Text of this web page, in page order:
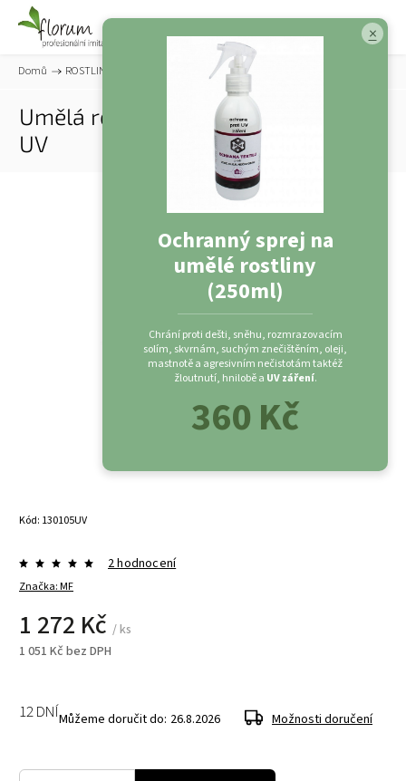
Domů / ROSTLINY Umělá rostlina Schefflera (50cm) - UV
Umělá rostlina Schefflera (50cm) -
UV
Kód: 130105UV
Značka:MF
2 hodnocení
1 272 Kč / ks
1 051 Kč bez DPH
12 DNÍMůžeme doručit do: 26.8.2026 Možnosti doručení
×
Ochranný sprej na
umělé rostliny
(250ml)
Chrání proti dešti, sněhu, rozmrazovacím
solím, skvrnám, suchým znečištěním, oleji,
mastnotě a agresivním nečistotám taktéž
žloutnutí, hnilobě a UV záření.
360 Kč
Do košíku